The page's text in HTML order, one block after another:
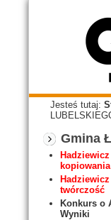
Jesteś tutaj:
Gmina
kopiowania
twórczość
Konkurs o
Wyniki